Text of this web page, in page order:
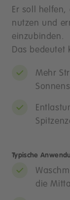
Er soll
nutzen und
einzubinden.
Das bedeutet
Mehr
Typische
die